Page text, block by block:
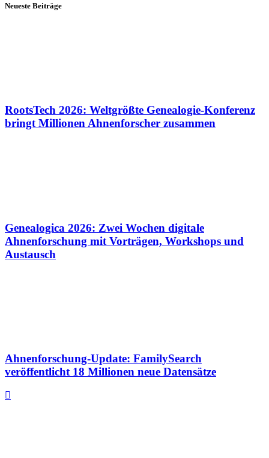
Neueste Beiträge
RootsTech 2026: Weltgrößte Genealogie-Konferenz
bringt Millionen Ahnenforscher zusammen
Genealogica 2026: Zwei Wochen digitale
Ahnenforschung mit Vorträgen, Workshops und
Austausch
Ahnenforschung-Update: FamilySearch
veröffentlicht 18 Millionen neue Datensätze